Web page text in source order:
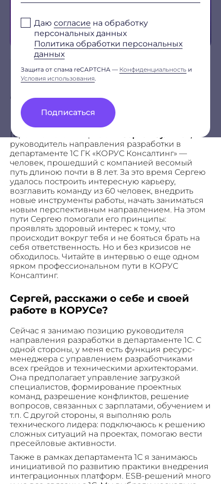
Автор
Сергей Сулимов
Герой нашего интервью —
руководитель направления разработки в
департаменте 1С ГК «КОРУС Консалтинг» —
человек, прошедший с компанией весомый
путь длиною почти в 8 лет. За это время Сергею
удалось построить интересную карьеру,
возглавить команду из 60 человек, внедрить
новые инструменты работы, начать заниматься
новым перспективным направлением. На этом
пути Сергею помогали его принципы:
проявлять здоровый интерес к тому, что
происходит вокруг тебя и не бояться брать на
себя ответственность. Но и без кризисов не
обходилось. Читайте в интервью о еще одном
ярком профессиональном пути в КОРУС
Консалтинг.
Сергей, расскажи о себе и своей
работе в КОРУСе?
Сейчас я занимаю позицию руководителя
направления разработки в департаменте 1С. С
одной стороны, у меня есть функция ресурс-
менеджера с управлением разработчиками
всех грейдов и техническими архитекторами.
Она предполагает управление загрузкой
специалистов, формирование проектных
команд, разрешение конфликтов, решение
вопросов, связанных с зарплатами, обучением и
т.п. С другой стороны, я выполняю роль
технического лидера: подключаюсь к решению
сложных ситуаций на проектах, помогаю вести
пресейловые активности.
Также в рамках департамента 1С я занимаюсь
инициативой по развитию практики внедрения
интеграционных платформ. ESB-решений много
Даюсогласие на обработку
персональных данных
Политика обработки персональных
данных
Защита от спама reCAPTCHA — Конфиденциальность и
Условия использования.
Подписаться
или прикрепите файл(DOC, DOCX, PDF, не более 5 МБ)
Даю
на обработку персональных данных
Политика обработки персональных данных
Ясогласенна получение рекламно-информационных
рассылок
Oтправить
Благодарим за заявку!
После обработки заявки с вами свяжется наш
специалист.
Не волнуйтесь, если пропустите звонок, мы
обязательноперезвоним еще раз!